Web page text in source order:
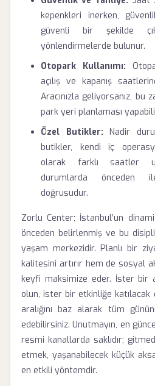
kepenkleri inerken,
güvenli bir şekilde
yönlendirmelerde bulunur.
Otopark Kullanımı:
açılış ve kapanış
Aracınızla geliyorsanız, bu
park yeri planlaması
Özel Butikler: Nadir
butikler, kendi iç
olarak farklı saatler
durumlarda önceden
doğrusudur.
Zorlu Center; İstanbul’un
önceden belirlenmiş ve bu
yaşam merkezidir. Planlı bir
kalitesini artırır hem de sosyal
keyfi maksimize eder. İster bir
olun, ister bir etkinliğe
aralığını baz alarak tüm
edebilirsiniz. Unutmayın, en
resmi kanallarda saklıdır;
etmek, yaşanabilecek küçük
en etkili yöntemdir.